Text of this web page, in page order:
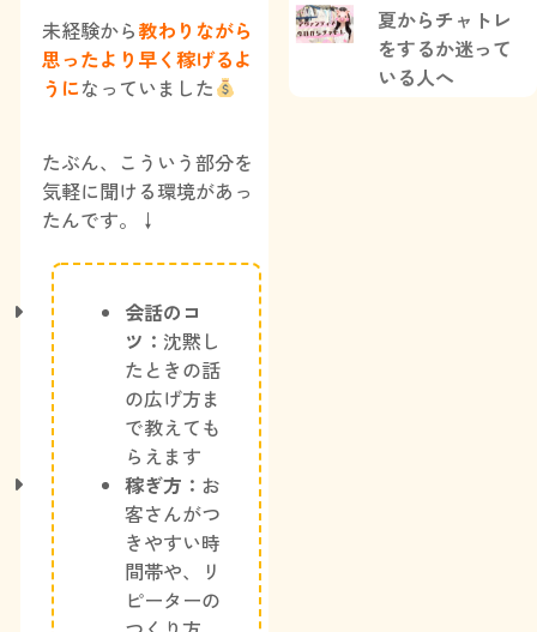
未経験から教わりながら
思ったより早く稼げるよ
うになっていました
たぶん、こういう部分を
気軽に聞ける環境があっ
たんです。↓
会話のコ
ツ： 沈黙し
たときの話
の広げ方ま
で教えても
らえます
稼ぎ方： お
客さんがつ
きやすい時
間帯や、リ
ピーターの
夏からチャトレ
をするか迷って
いる人へ